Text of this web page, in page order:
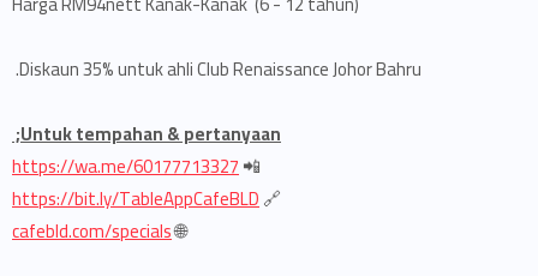
Diskaun 35% untuk ahli Club Renaissance Johor Bahru.
Untuk tempahan & pertanyaan;
📲
https://wa.me/60177713327
🔗
https://bit.ly/TableAppCafeBLD
🌐
cafebld.com/specials